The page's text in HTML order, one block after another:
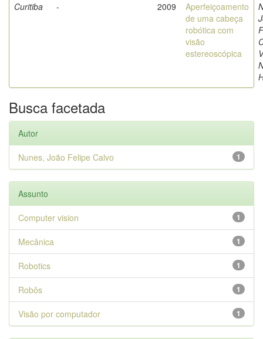
Curitiba - 2009
Aperfeiçoamento
de uma cabeça
robótica com
visão
estereoscópica
Busca facetada
Autor
1
Nunes, João Felipe Calvo
Assunto
1
Computer vision
1
Mecânica
1
Robotics
1
Robôs
1
Visão por computador